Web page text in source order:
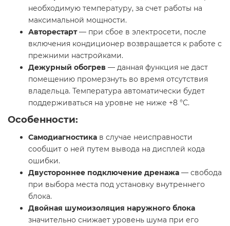
необходимую температуру, за счет работы на
максимальной мощности.
Авторестарт— при сбое в электросети, после
включения кондиционер возвращается к работе с
прежними настройками.
Дежурный обогрев — данная функция не даст
помещению промерзнуть во время отсутствия
владельца. Температура автоматически будет
поддерживаться на уровне не ниже +8 °С.
Особенности:
Самодиагностика в случае неисправности
сообщит о ней путем вывода на дисплей кода
ошибки.
Двустороннее подключение дренажа — свобода
при выбора места под установку внутреннего
блока.
Двойная шумоизоляция наружного блока
значительно снижает уровень шума при его